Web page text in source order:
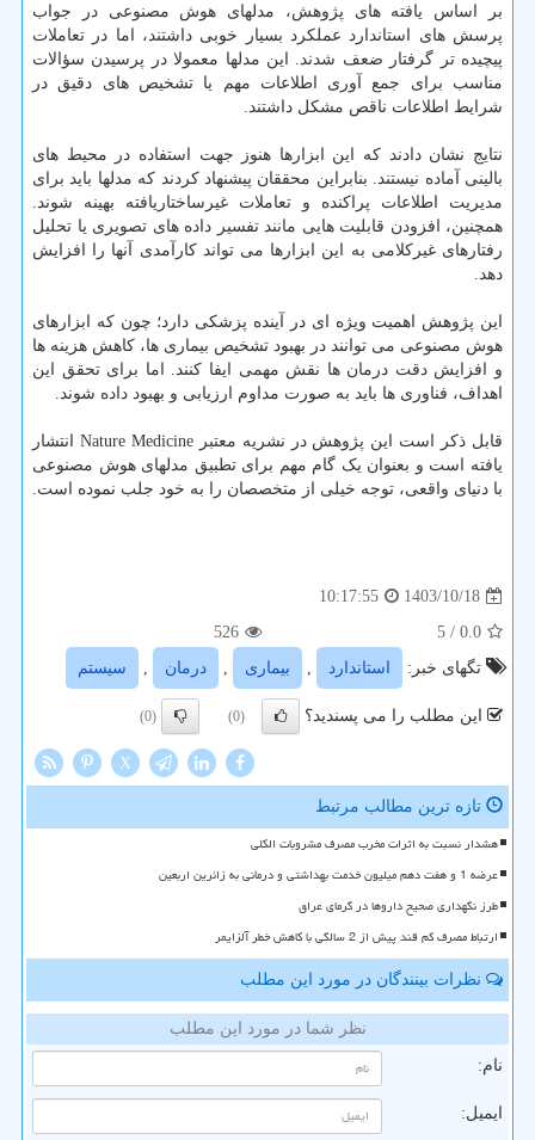
بر اساس یافته های پژوهش، مدلهای هوش مصنوعی در جواب
پرسش های استاندارد عملکرد بسیار خوبی داشتند، اما در تعاملات
پیچیده تر گرفتار ضعف شدند. این مدلها معمولا در پرسیدن سؤالات
مناسب برای جمع آوری اطلاعات مهم یا تشخیص های دقیق در
شرایط اطلاعات ناقص مشکل داشتند.
نتایج نشان دادند که این ابزارها هنوز جهت استفاده در محیط های
بالینی آماده نیستند. بنابراین محققان پیشنهاد کردند که مدلها باید برای
مدیریت اطلاعات پراکنده و تعاملات غیرساختاریافته بهینه شوند.
همچنین، افزودن قابلیت هایی مانند تفسیر داده های تصویری یا تحلیل
رفتارهای غیرکلامی به این ابزارها می تواند کارآمدی آنها را افزایش
دهد.
این پژوهش اهمیت ویژه ای در آینده پزشکی دارد؛ چون که ابزارهای
هوش مصنوعی می توانند در بهبود تشخیص بیماری ها، کاهش هزینه ها
و افزایش دقت درمان ها نقش مهمی ایفا کنند. اما برای تحقق این
اهداف، فناوری ها باید به صورت مداوم ارزیابی و بهبود داده شوند.
قابل ذکر است این پژوهش در نشریه معتبر Nature Medicine انتشار
یافته است و بعنوان یک گام مهم برای تطبیق مدلهای هوش مصنوعی
با دنیای واقعی، توجه خیلی از متخصصان را به خود جلب نموده است.
1403/10/18
10:17:55
0.0
/ 5
526
تگهای خبر:
استاندارد , بیماری , درمان , سیستم
این مطلب را می پسندید؟ (0)
(0)
X
تازه ترین مطالب مرتبط
هشدار نسبت به اثرات مخرب مصرف مشروبات الکلی
عرضه 1 و هفت دهم میلیون خدمت بهداشتی و درمانی به زائرین اربعین
طرز نگهداری صحیح داروها در گرمای عراق
ارتباط مصرف کم قند پیش از 2 سالگی با کاهش خطر آلزایمر
نظرات بینندگان در مورد این مطلب
نظر شما در مورد این مطلب
نام:
ایمیل: